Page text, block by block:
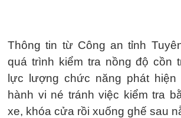
Thông tin từ Công an tỉnh
quá trình kiểm tra nồng độ cồn
lực lượng chức năng phát
hành vi né tránh việc kiểm tra
xe, khóa cửa rồi xuống ghế sau